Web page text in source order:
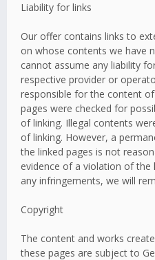
Liability for links
Our offer contains links to
on whose contents we have
cannot assume any liability
respective provider or
responsible for the content
pages were checked for
of linking. Illegal contents
of linking. However, a
the linked pages is not
evidence of a violation of
any infringements, we will
Copyright
The content and works
these pages are subject to